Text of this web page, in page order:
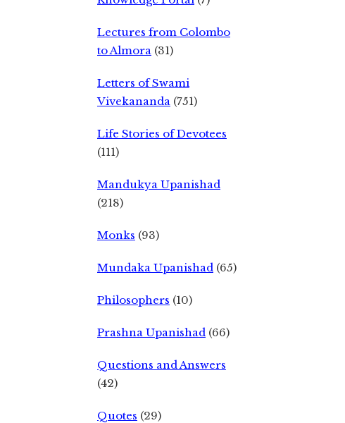
Lectures from Colombo
to Almora (31)
Letters of Swami
Vivekananda (751)
Life Stories of Devotees
(111)
Mandukya Upanishad
(218)
Monks (93)
Mundaka Upanishad (65)
Philosophers (10)
Prashna Upanishad (66)
Questions and Answers
(42)
Quotes (29)